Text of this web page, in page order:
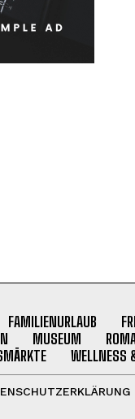
FAMILIENURLAUB
MUSEUM
WELLNESS